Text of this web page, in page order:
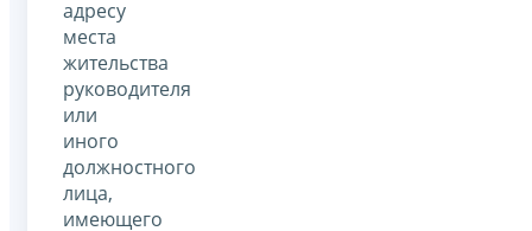
адресу
места
жительства
руководителя
или
иного
должностного
лица,
имеющего